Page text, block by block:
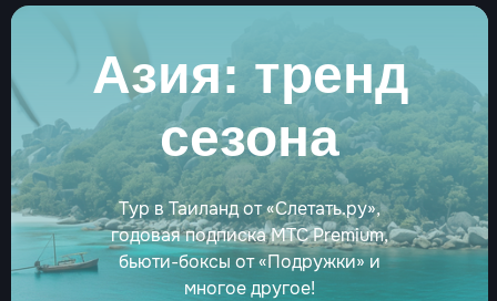
Азия: тренд
сезона
Тур в Таиланд от «Слетать.ру»,
годовая подписка МТС Premium,
бьюти-боксы от «Подружки» и
многое другое!